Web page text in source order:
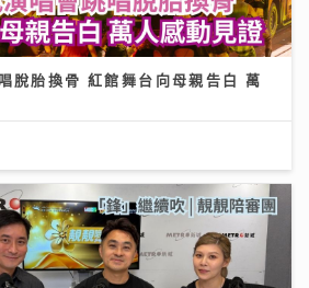
脫胎換骨 紅館舞台向母親告白 萬